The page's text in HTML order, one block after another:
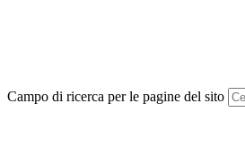
Campo di ricerca per le pagine del sito